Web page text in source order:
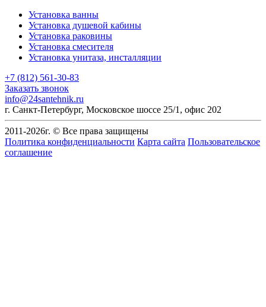
Установка ванны
Установка душевой кабины
Установка раковины
Установка смесителя
Установка унитаза, инсталляции
+7 (812) 561-30-83
Заказать звонок
info@24santehnik.ru
г. Санкт-Петербург, Московское шоссе 25/1, офис 202
2011-2026г. © Все права защищены
Политика конфиденциальности Карта сайта Пользовательское
соглашение